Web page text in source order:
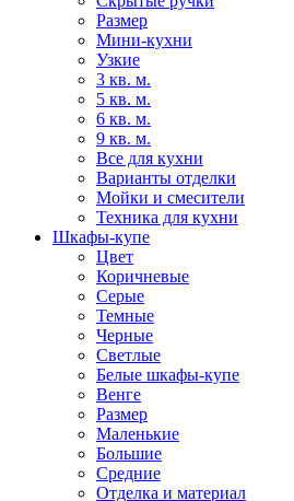
Размер
Мини-кухни
Узкие
3 кв. м.
5 кв. м.
6 кв. м.
9 кв. м.
Все для кухни
Варианты отделки
Мойки и смесители
Техника для кухни
Шкафы-купе
Цвет
Коричневые
Серые
Темные
Черные
Светлые
Белые шкафы-купе
Венге
Размер
Маленькие
Большие
Средние
Отделка и материал